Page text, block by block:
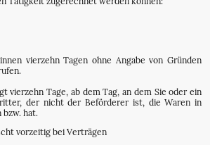
vierzehn Tagen ohne Angabe von Gründen
vierzehn Tage, ab dem Tag, an dem Sie oder ein
der nicht der Beförderer ist, die Waren in
bzw. hat.
vorzeitig bei Verträgen